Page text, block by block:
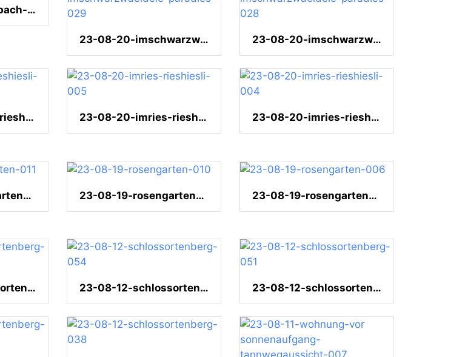
23-08-23-fessenbach-012
23-08-20-imschwarzwaeldele-paradies-029 23-08-20-imschwarzwaeldele-paradies-028
23-08-20-imries-rieshiesli-007 23-08-20-imries-rieshiesli-005 23-08-20-imries-rieshiesli-004
23-08-19-rosengarten-011 23-08-19-rosengarten-010 23-08-19-rosengarten-006
23-08-12-schlossortenberg-aussicht-023
23-08-12-schlossortenberg-054 23-08-12-schlossortenberg-051